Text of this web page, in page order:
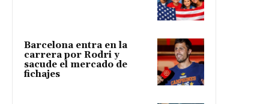
Barcelona entra en la
carrera por Rodri y
sacude el mercado de
fichajes